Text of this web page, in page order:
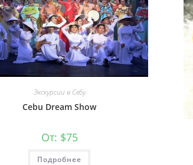
Экскурсии в Себу
Cebu Dream Show
От: $75
Подробнее